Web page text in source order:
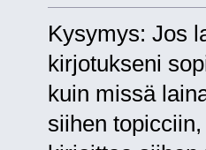
Kysymys: Jos
kirjotukseni
kuin missä
siihen